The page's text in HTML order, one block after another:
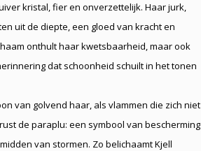
kristal, fier en onverzettelijk. Haar jurk,
uit de diepte, een gloed van kracht en
onthult haar kwetsbaarheid, maar ook
dat schoonheid schuilt in het tonen
van golvend haar, als vlammen die zich niet
de paraplu: een symbool van bescherming
van stormen. Zo belichaamt Kjell